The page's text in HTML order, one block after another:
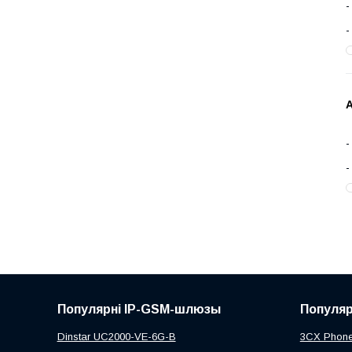
Популярні IP-GSM-шлюзы
Dinstar UC2000-VE-6G-B
3CX